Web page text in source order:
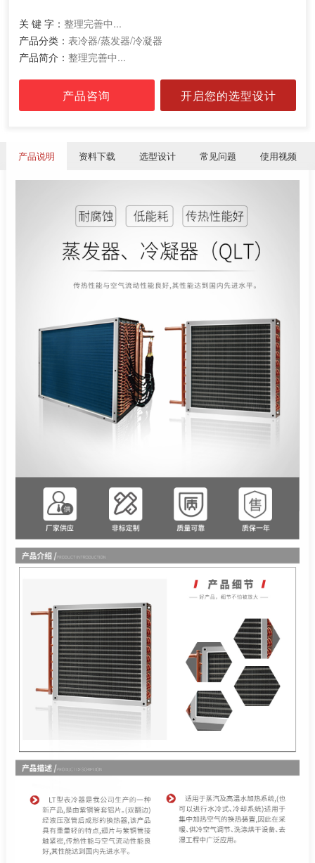
关 键 字： 整理完善中...
产品分类： 表冷器/蒸发器/冷凝器
产品简介： 整理完善中...
产品咨询 开启您的选型设计
产品说明 资料下载 选型设计 常见问题 使用视频